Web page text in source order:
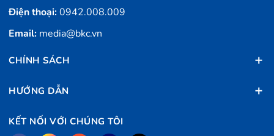
nhu cầu của người dùng. Với khay đựng rác dung tích 3.2
cần phải thay túi liên tục. Ngoài ra, sản phẩm còn hỗ trợ
tự động đổ rác, tự động thêm nước giặt và tự động làm
kiệm thời gian.
Thông minh
Điện thoại:0942.008.009
Email: media@bkc.vn
CHÍNH SÁCH
HƯỚNG DẪN
KẾT NỐI VỚI CHÚNG TÔI